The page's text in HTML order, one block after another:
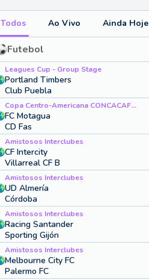
Todos Ao Vivo Ainda Hoje
Futebol
Leagues Cup - Group Stage
Portland Timbers
Club Puebla
Copa Centro-Americana CONCACAF - Group D
FC Motagua
CD Fas
Amistosos Interclubes
CF Intercity
Villarreal CF B
Amistosos Interclubes
UD Almería
Córdoba
Amistosos Interclubes
Racing Santander
Sporting Gijón
Amistosos Interclubes
Melbourne City FC
Palermo FC